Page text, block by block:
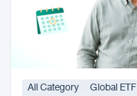
All Category Global ETF